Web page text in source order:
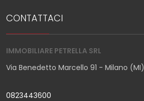
CONTATTACI
IMMOBILIARE PETRELLA SRL
Via Benedetto Marcello 91 - Milano (MI)
0823443600